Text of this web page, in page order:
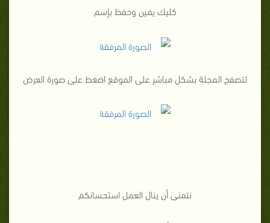
كليك يمين وحفظ بإسم
لتصفح المجلة بشكل مباشر على الموقع اضغط على صورة العرض
نتمنى أن ينال العمل استحسانكم